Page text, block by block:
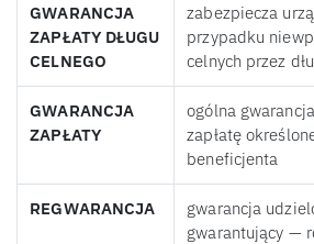
GWARANCJA
ZAPŁATY DŁUGU
CELNEGO
zabezpiecza
przypadku
celnych przez
GWARANCJA
ZAPŁATY
ogólna
zapłatę
beneficjenta
REGWARANCJA
gwarancja
gwarantujący —